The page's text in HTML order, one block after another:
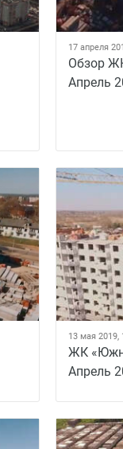
17 апреля
Обзор
Апрель
13 мая 2019,
ЖК
Апрель